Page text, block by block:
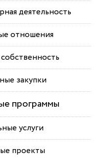
деятельность
отношения
закупки
программы
услуги
проекты